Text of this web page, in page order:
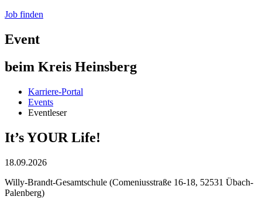
Job finden
Event
beim Kreis Heinsberg
Karriere-Portal
Events
Eventleser
It’s YOUR Life!
18.09.2026
Willy-Brandt-Gesamtschule (Comeniusstraße 16-18, 52531 Übach-
Palenberg)